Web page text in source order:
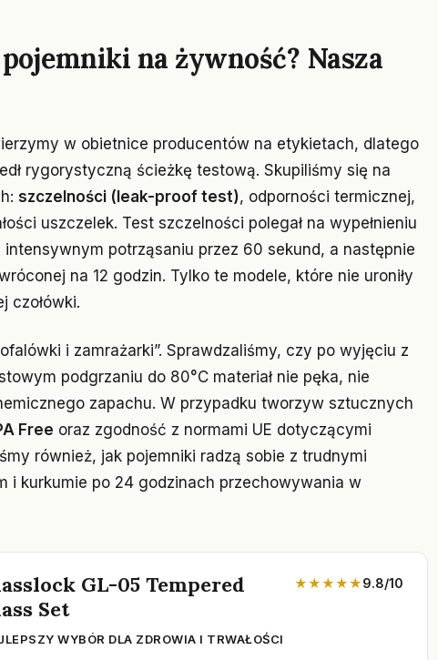
na żywność? Nasza
w obietnice producentów na etykietach, dlatego
rygorystyczną ścieżkę testową. Skupiliśmy się na
szczelności (leak-proof test), odporności termicznej,
uszczelek. Test szczelności polegał na wypełnieniu
potrząsaniu przez 60 sekund, a następnie
na 12 godzin. Tylko te modele, które nie uroniły
czołówki.
i zamrażarki”. Sprawdzaliśmy, czy po wyjęciu z
podgrzaniu do 80°C materiał nie pęka, nie
zapachu. W przypadku tworzyw sztucznych
Free oraz zgodność z normami UE dotyczącymi
również, jak pojemniki radzą sobie z trudnymi
i kurkumie po 24 godzinach przechowywania w
GL-05 Tempered
Set
★★★★★9.8/10
WYBÓR DLA ZDROWIA I TRWAŁOŚCI